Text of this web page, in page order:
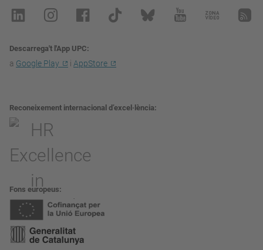
Descarrega't l'App UPC
a Google Play i AppStore
Reconeixement internacional d’excel·lència
Fons europeus